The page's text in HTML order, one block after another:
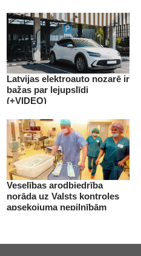
Latvijas elektroauto nozarē ir
bažas par lejupslīdi
(+VIDEO)
Veselības arodbiedrība
norāda uz Valsts kontroles
apsekojuma nepilnībām